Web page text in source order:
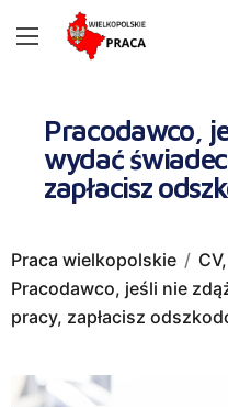
Pracodawco,
wydać
zapłacisz
Praca wielkopolskie
Pracodawco, jeśli nie
pracy, zapłacisz